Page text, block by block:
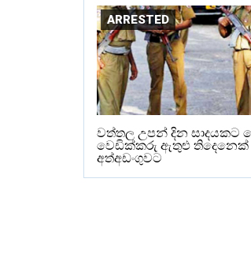
ARRESTED
වත්තල උපන් දින සාදයකට
වෙඩික්කරු ඇතුළු තිදෙනෙක්
අත්අඩංගුවට